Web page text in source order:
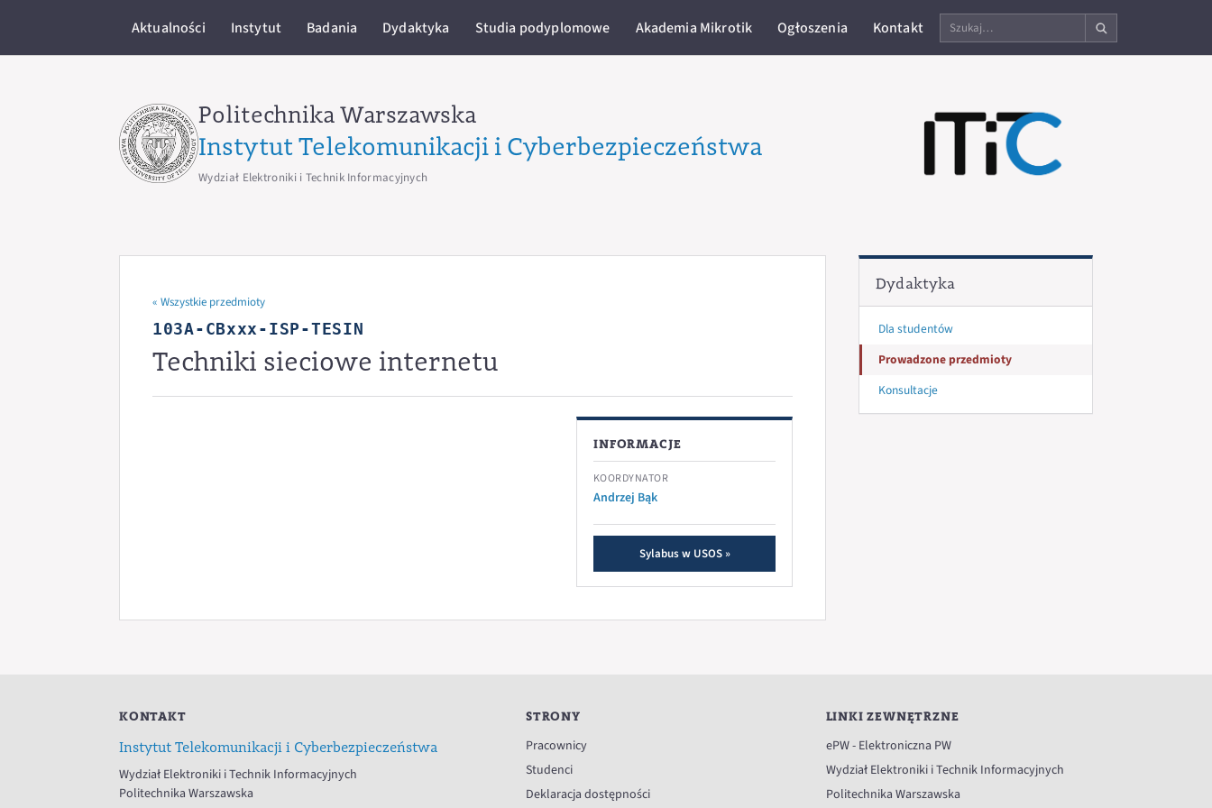
Aktualności Instytut Badania Dydaktyka Studia podyplomowe Akademia Mikrotik Ogłoszenia Kontakt
Szukaj
na
stronie
Politechnika Warszawska
Instytut Telekomunikacji i Cyberbezpieczeństwa
Wydział Elektroniki i Technik Informacyjnych
« Wszystkie przedmioty
103A-CBxxx-ISP-TESIN
Techniki sieciowe internetu
INFORMACJE
KOORDYNATOR
Andrzej Bąk
Sylabus w USOS »
Dydaktyka
Dla studentów
Prowadzone przedmioty
Konsultacje
KONTAKT
Instytut Telekomunikacji i Cyberbezpieczeństwa
Wydział Elektroniki i Technik Informacyjnych
Politechnika Warszawska
STRONY
Pracownicy
Studenci
Deklaracja dostępności
LINKI ZEWNĘTRZNE
ePW - Elektroniczna PW
Wydział Elektroniki i Technik Informacyjnych
Politechnika Warszawska